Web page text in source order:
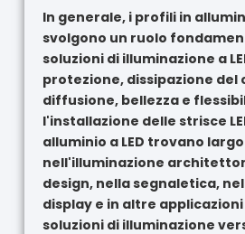
In generale, i profili in
svolgono un ruolo
soluzioni di illuminazione a
protezione, dissipazione del
diffusione, bellezza e
l'installazione delle strisce
alluminio a LED trovano
nell'illuminazione
design, nella segnaletica,
display e in altre
soluzioni di illuminazione